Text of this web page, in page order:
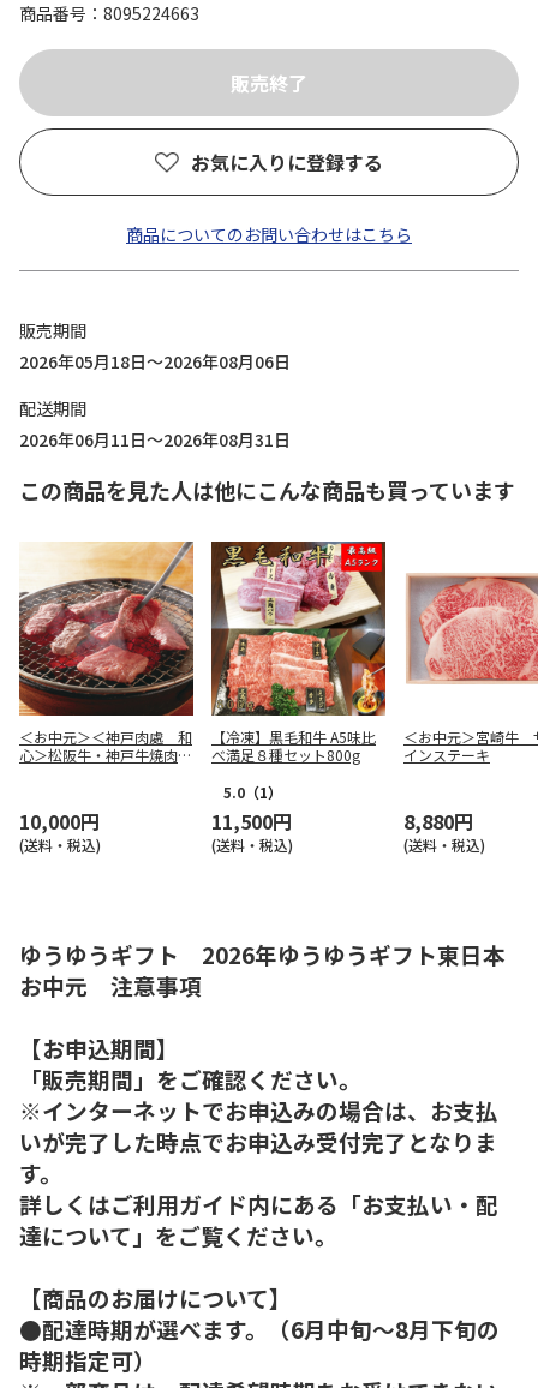
商品番号
8095224663
お気に入りに登録する
商品についてのお問い合わせはこちら
販売期間
2026年05月18日～2026年08月06日
配送期間
2026年06月11日～2026年08月31日
この商品を見た人は他にこんな商品も買っています
＜お中元＞＜神戸肉處 和
心＞松阪牛・神戸牛焼肉用
10,000円
(送料・税込)
【冷凍】黒毛和牛 A5味比
べ満足８種セット800g
5.0 （1）
11,500円
(送料・税込)
＜お中元＞宮崎牛
インステーキ
8,880円
(送料・税込)
ゆうゆうギフト 2026年ゆうゆうギフト東日本
お中元 注意事項
【お申込期間】
「販売期間」をご確認ください。
※インターネットでお申込みの場合は、お支払
いが完了した時点でお申込み受付完了となりま
す。
詳しくはご利用ガイド内にある「お支払い・配
達について」をご覧ください。
【商品のお届けについて】
●配達時期が選べます。（6月中旬～8月下旬の
時期指定可）